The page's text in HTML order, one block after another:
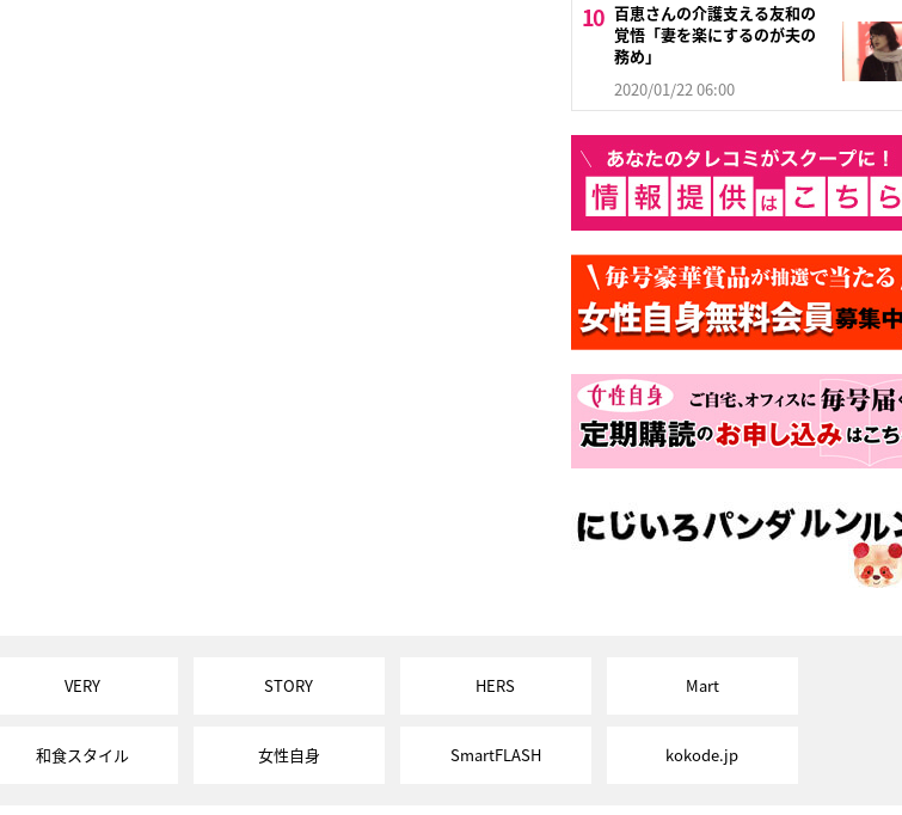
百恵さんの介護支える友和の
覚悟「妻を楽にするのが夫の
務め」
2020/01/22 06:00
VERY STORY HERS Mart
和食スタイル 女性自身 SmartFLASH kokode.jp